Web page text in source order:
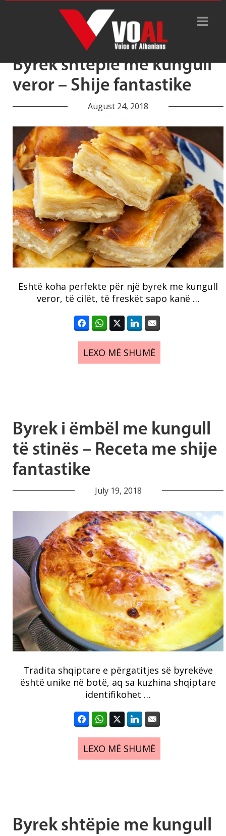
Tag Archive: kungull veror
Byrek shtëpie me kungull
veror – Shije fantastike
August 24, 2018
Është koha perfekte për një byrek me kungull
veror, të cilët, të freskët sapo kanë …
LEXO MË SHUMË
Byrek i ëmbël me kungull
të stinës – Receta me shije
fantastike
July 19, 2018
Tradita shqiptare e përgatitjes së byrekëve
është unike në botë, aq sa kuzhina shqiptare
identifikohet …
LEXO MË SHUMË
Byrek shtëpie me kungull